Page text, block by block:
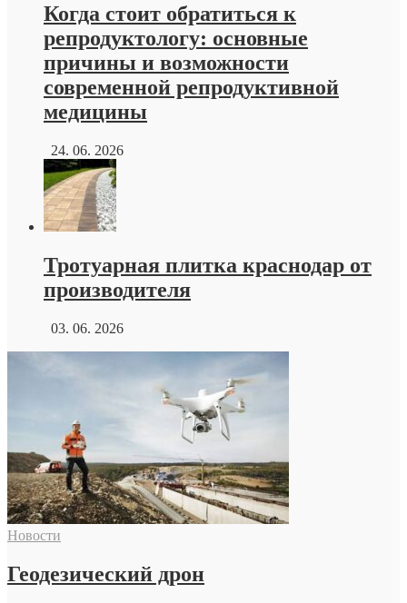
Когда стоит обратиться к
репродуктологу: основные
причины и возможности
современной репродуктивной
медицины
24. 06. 2026
Тротуарная плитка краснодар от
производителя
03. 06. 2026
Новости
Геодезический дрон